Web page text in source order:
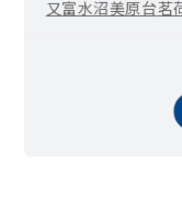
又富水沼美原台茗